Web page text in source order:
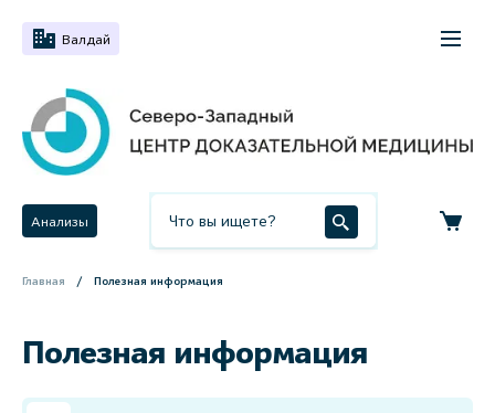
Валдай
Анализы
Главная Полезная информация
Полезная информация